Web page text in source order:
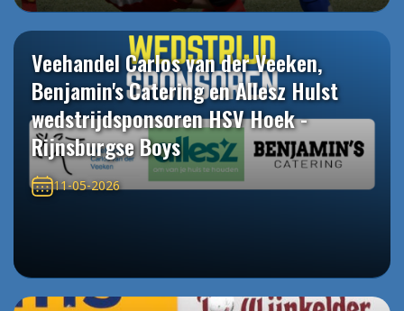
Veehandel Carlos van der Veeken,
Benjamin's Catering en Allesz Hulst
wedstrijdsponsoren HSV Hoek -
Rijnsburgse Boys
11-05-2026